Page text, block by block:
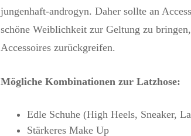
jungenhaft-androgyn. Daher sollte an
schöne Weiblichkeit zur Geltung zu
Accessoires zurückgreifen.
Mögliche Kombinationen zur Latzhose:
Edle Schuhe (High Heels, Sneaker,
Stärkeres Make Up